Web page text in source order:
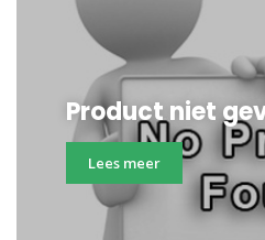
Product niet
Lees meer